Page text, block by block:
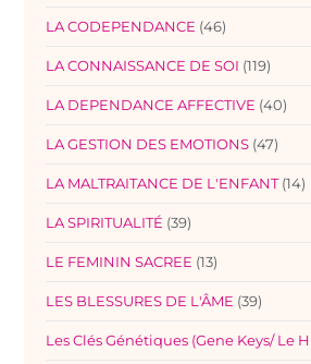
LA CODEPENDANCE (46)
LA CONNAISSANCE DE SOI (119)
LA DEPENDANCE AFFECTIVE (40)
LA GESTION DES EMOTIONS (47)
LA MALTRAITANCE DE L'ENFANT (14)
LA SPIRITUALITÉ (39)
LE FEMININ SACREE (13)
LES BLESSURES DE L'ÂME (39)
Les Clés Génétiques (Gene Keys/ Le